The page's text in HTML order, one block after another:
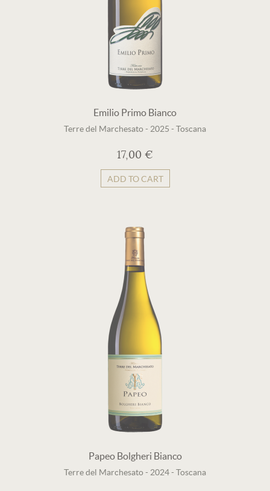
Emilio Primo Bianco
Terre del Marchesato- 2025 - Toscana
17,00 €
ADD TO CART
Papeo Bolgheri Bianco
Terre del Marchesato- 2024- Toscana